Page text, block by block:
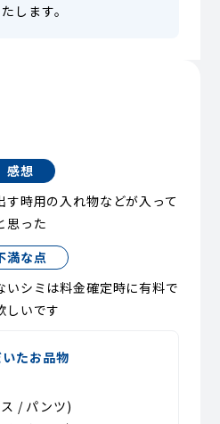
します。
感想
時用の入れ物などが入って
思った
満な点
いシミは料金確定時に有料で
しいです
たお品物
/ パンツ)